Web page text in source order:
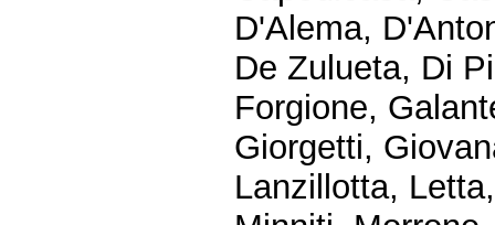
D'Alema,
De Zulueta, Di
Forgione,
Giorgetti,
Lanzillotta,